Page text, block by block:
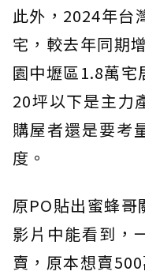
此外，2024年台
宅，較去年同期
園中壢區1.8萬宅
20坪以下是主力
購屋者還是要考
度。
原PO貼出蜜蜂哥
影片中能看到，
賣，原本想賣